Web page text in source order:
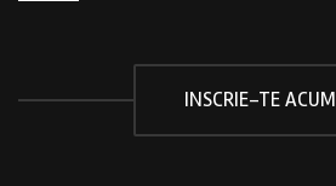
INSCRIE-TE ACUM